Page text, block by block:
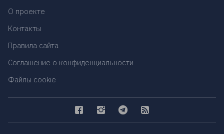
О проекте
Контакты
Правила сайта
Соглашение о конфиденциальности
Файлы cookie